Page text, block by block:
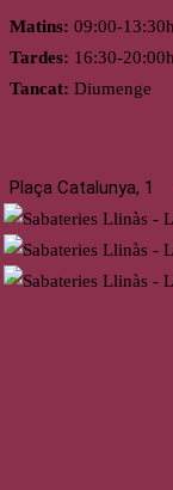
Matins: 09:00-13:30h
Tardes: 16:30-20:00h
Tancat: Diumenge
Plaça Catalunya, 1